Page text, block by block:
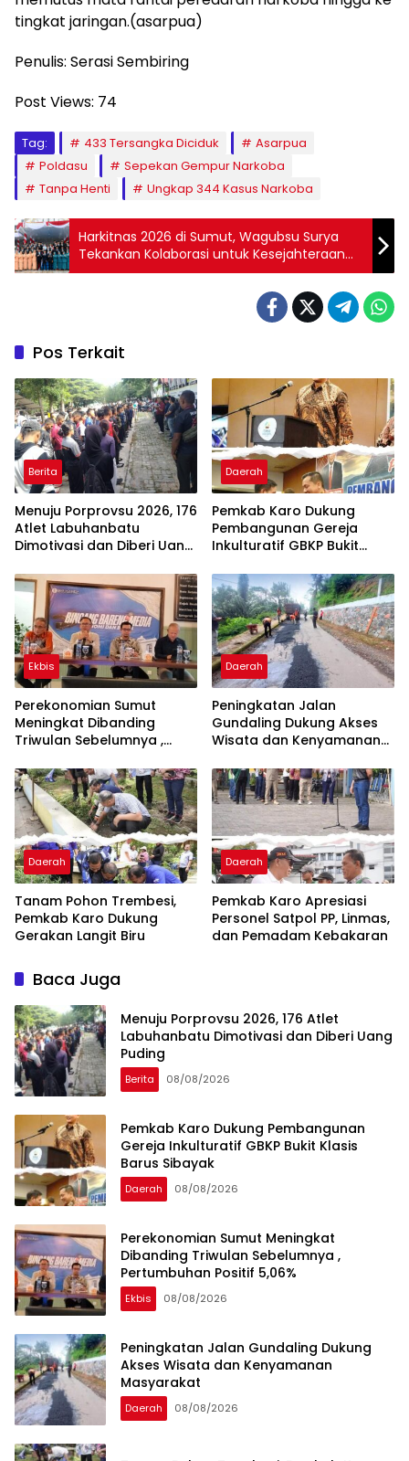
tingkat jaringan.(asarpua)
Penulis: Serasi Sembiring
Post Views: 74
Tag: 433 Tersangka Diciduk
Asarpua
Poldasu
Sepekan Gempur Narkoba
Tanpa Henti
Ungkap 344 Kasus Narkoba
Harkitnas 2026 di Sumut, Wagubsu Surya
Tekankan Kolaborasi untuk Kesejahteraan
Masyarakat
Pos Terkait
Berita
Menuju Porprovsu 2026, 176
Atlet Labuhanbatu
Dimotivasi dan Diberi Uang
Daerah
Pemkab Karo Dukung
Pembangunan Gereja
Inkulturatif GBKP Bukit
Ekbis
Perekonomian Sumut
Meningkat Dibanding
Triwulan Sebelumnya ,
Daerah
Peningkatan Jalan
Gundaling Dukung Akses
Wisata dan Kenyamanan
Daerah
Tanam Pohon Trembesi,
Pemkab Karo Dukung
Gerakan Langit Biru
Daerah
Pemkab Karo Apresiasi
Personel Satpol PP, Linmas,
dan Pemadam Kebakaran
Baca Juga
Menuju Porprovsu 2026, 176 Atlet
Labuhanbatu Dimotivasi dan Diberi Uang
Puding
Berita 08/08/2026
Pemkab Karo Dukung Pembangunan
Gereja Inkulturatif GBKP Bukit Klasis
Barus Sibayak
Daerah 08/08/2026
Perekonomian Sumut Meningkat
Dibanding Triwulan Sebelumnya ,
Pertumbuhan Positif 5,06%
Ekbis 08/08/2026
Peningkatan Jalan Gundaling Dukung
Akses Wisata dan Kenyamanan
Masyarakat
Daerah 08/08/2026